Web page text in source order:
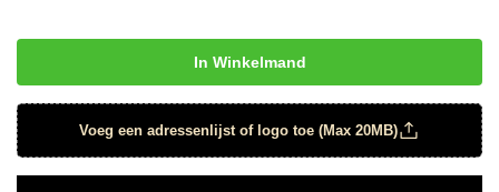
In Winkelmand
Voeg een adressenlijst of logo toe (Max 20MB)